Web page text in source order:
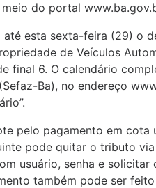
do portal
até esta sexta-feira (29) o
de Veículos
final 6. O calendário
Ba), no endereço
pelo pagamento em cota
pode quitar o tributo
usuário, senha e solicitar
também pode ser